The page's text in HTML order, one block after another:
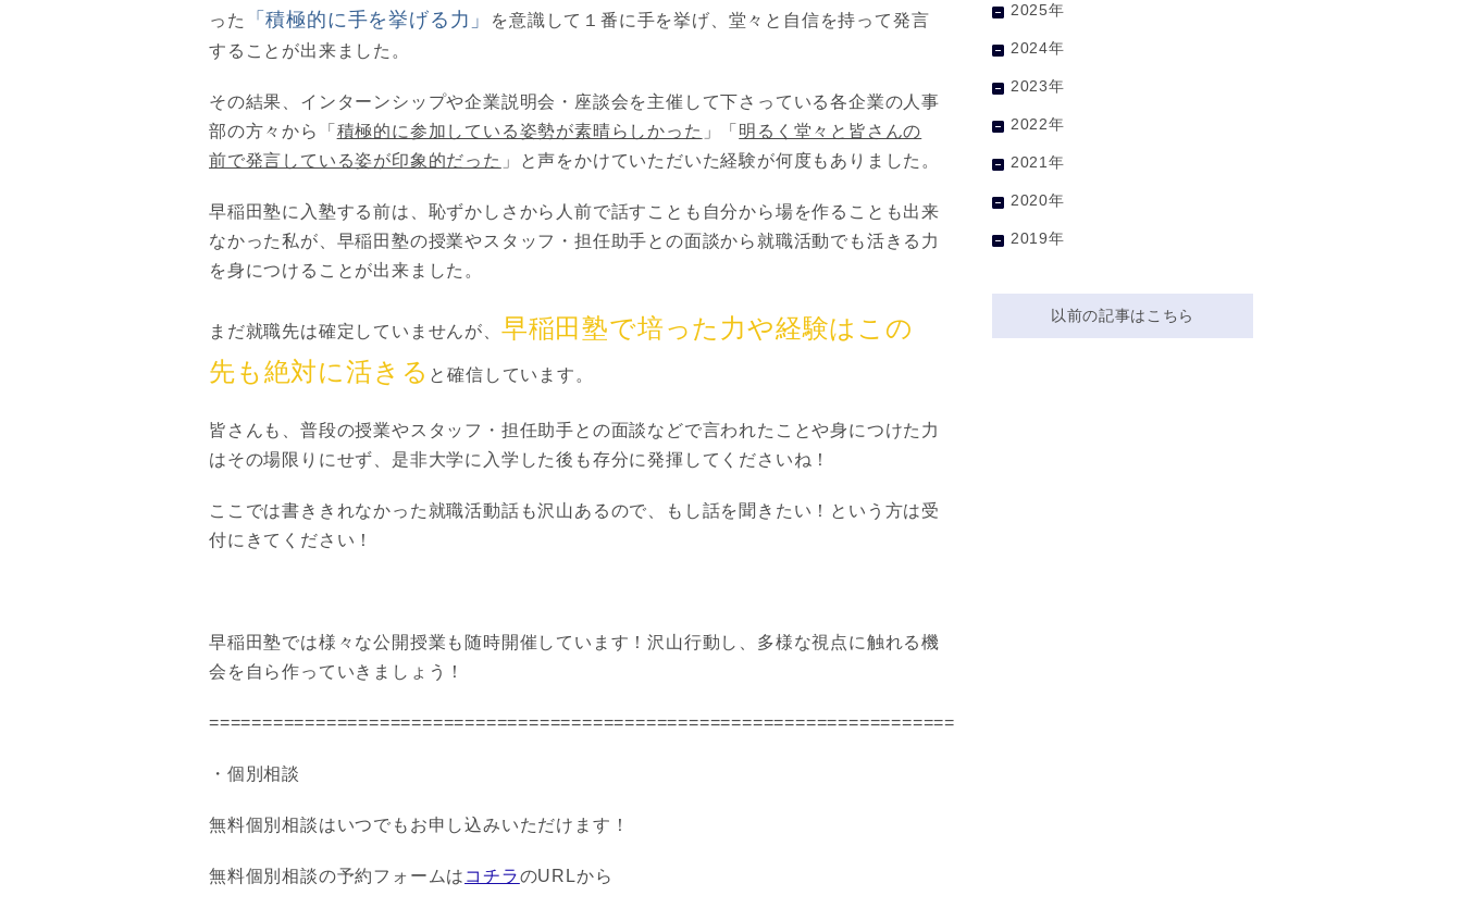
った
「積極的に手を挙げる力」
を意識して１番に手を挙げ、堂々と自信を持って発言
することが出来ました。
その結果、インターンシップや企業説明会・座談会を主催して下さっている各企業の人事
部の方々から「 積極的に参加している姿勢が素晴らしかった 」「 明るく堂々と皆さんの
前で発言している姿が印象的だった 」と声をかけていただいた経験が何度もありました。
早稲田塾に入塾する前は、恥ずかしさから人前で話すことも自分から場を作ることも出来
なかった私が、早稲田塾の授業やスタッフ・担任助手との面談から就職活動でも活きる力
を身につけることが出来ました。
まだ就職先は確定していませんが、 早稲田塾で培った力や経験はこの
先も絶対に活きる と確信しています。
皆さんも、普段の授業やスタッフ・担任助手との面談などで言われたことや身につけた力
はその場限りにせず、是非大学に入学した後も存分に発揮してくださいね！
ここでは書ききれなかった就職活動話も沢山あるので、もし話を聞きたい！という方は受
付にきてください！
早稲田塾では様々な公開授業も随時開催しています！沢山行動し、多様な視点に触れる機
会を自ら作っていきましょう！
======================================================================
・個別相談
無料個別相談はいつでもお申し込みいただけます！
無料個別相談の予約フォームは コチラのURLから
2025年
2024年
2023年
2022年
2021年
2020年
2019年
以前の記事はこちら